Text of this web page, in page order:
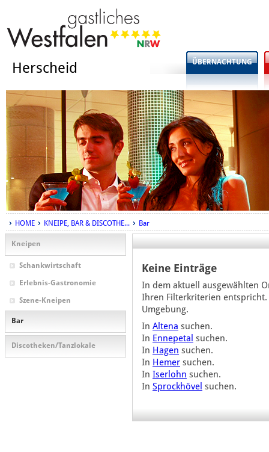
Herscheid ÜBERNACHTUNG
HOME KNEIPE, BAR & DISCOTHE... Bar
Kneipen
Schankwirtschaft
Erlebnis-Gastronomie
Szene-Kneipen
Bar
Discotheken/Tanzlokale
Keine Einträge
In dem aktuell ausgewählten
Ihren Filterkriterien entspricht.
Umgebung.
In Altena suchen.
In Ennepetal suchen.
In Hagen suchen.
In Hemer suchen.
In Iserlohn suchen.
In Sprockhövel suchen.